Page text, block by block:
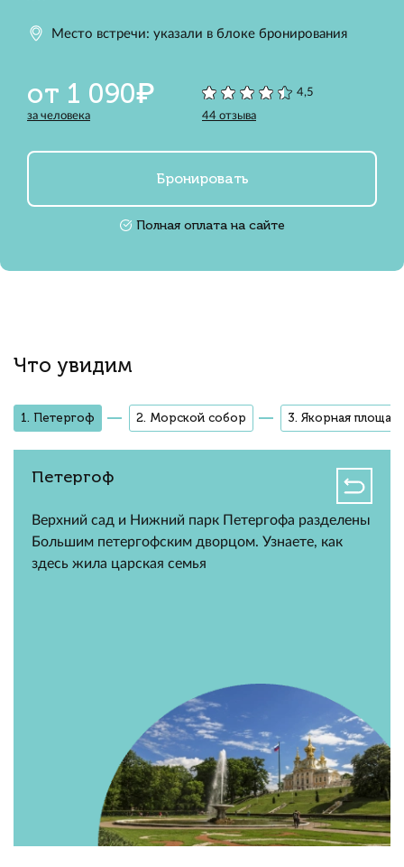
Место встречи: указали в блоке бронирования
от 1 090₽
за человека
4,5
44 отзыва
Бронировать
Полная оплата на сайте
Что увидим
1. Петергоф 2. Морской собор 3. Якорная
Петергоф
Верхний сад и Нижний парк Петергофа разделены
Большим петергофским дворцом. Узнаете, как
здесь жила царская семья